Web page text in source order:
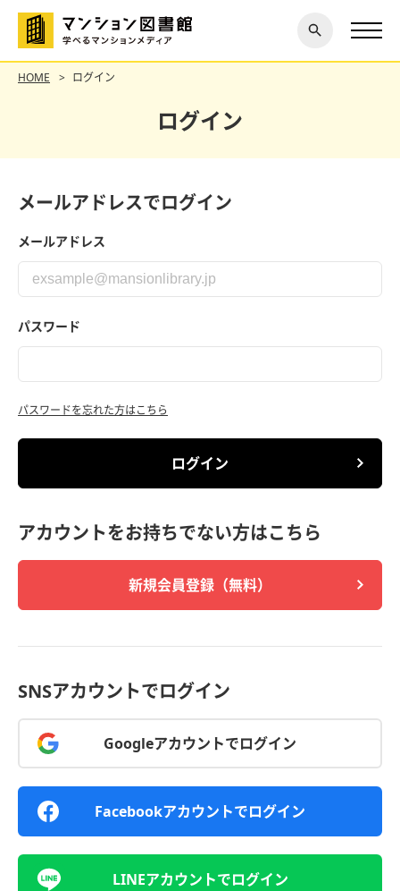
探す
閉じ
る
HOME ログイン
ログイン
メールアドレスでログイン
メールアドレス
パスワード
パスワードを忘れた方はこちら
ログイン
アカウントをお持ちでない方はこちら
新規会員登録（無料）
SNSアカウントでログイン
Googleアカウントでログイン
Facebookアカウントでログイン
LINEアカウントでログイン